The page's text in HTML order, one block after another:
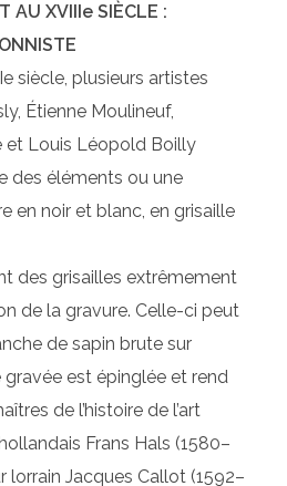
AU XVIIIe SIÈCLE :
siècle, plusieurs artistes
Étienne Moulineuf,
et Louis Léopold Boilly
des éléments ou une
en noir et blanc, en grisaille
des grisailles extrêmement
de la gravure. Celle-ci peut
de sapin brute sur
est épinglée et rend
de l’histoire de l’art
Frans Hals (1580–
lorrain Jacques Callot (1592–